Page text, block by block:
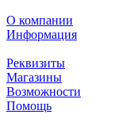
О компании
Информация
Реквизиты
Магазины
Возможности
Помощь